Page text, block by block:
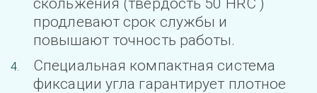
скольжения (твердость 50 HRC )
продлевают срок службы и
повышают точность работы.
Специальная компактная система
фиксации угла гарантирует плотное